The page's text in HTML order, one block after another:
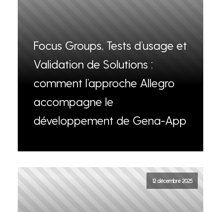
Focus Groups, Tests d’usage et
Validation de Solutions :
comment l’approche Allegro
accompagne le
développement de Gena-App
12 décembre 2025